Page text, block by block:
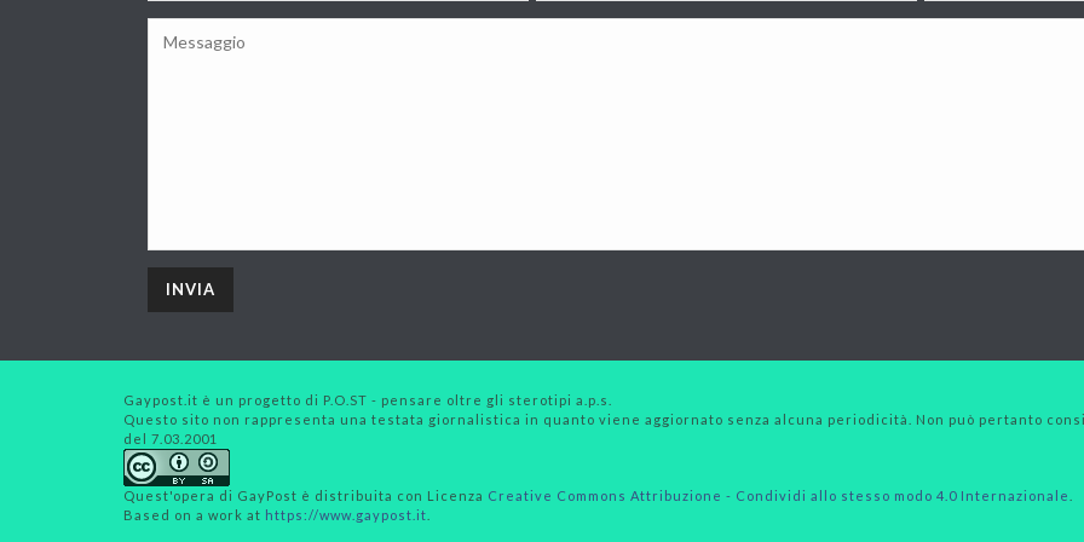
Gaypost.it è un progetto di P.O.ST - pensare oltre gli sterotipi a.p.s.
Questo sito non rappresenta una testata giornalistica in quanto viene aggiornato senza alcuna periodicità. Non può pertanto
del 7.03.2001
Quest'opera di GayPost è distribuita con Licenza Creative Commons Attribuzione - Condividi allo stesso modo 4.0 Internazionale
Based on a work at https://www.gaypost.it